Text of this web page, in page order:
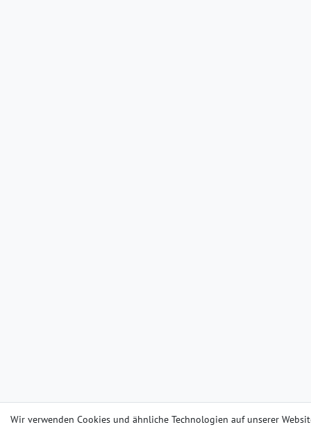
Wir verwenden Cookies und ähnliche Technologien auf unserer